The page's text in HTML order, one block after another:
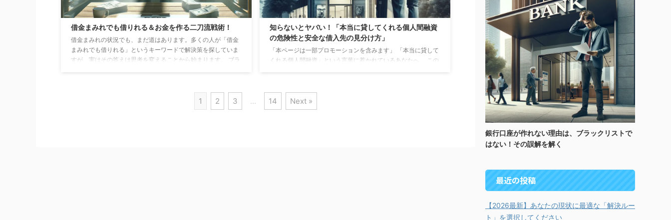
借金まみれでも借りれる＆お金を作る二刀流戦術！
借金まみれの状況でも、まだ道はあります。多くの人が「借金
まみれでも借りれる」というキーワードで解決策を探していま
すが、実はその答えは思考を変えることから始まります。 ブラ
経済的に苦しい状況からやり直せる具体的な方法を紹介しま
す。 あなたの金銭状況を改善するための一歩を、今こそ踏み出
知らないとヤバい！「本当に貸してくれる個人間融資
の危険性と安全な借入先の見分け方」
「本ページは一部プロモーションを含みます」 「本当に貸して
くれる個人間融資」という言葉に惹かれているあなたへ。 この
前に、一息ついてください。 実は、正規の金融機関でもまだ借
り入れることができる場所は存在します。 この記事では、個人
1 2 3 … 14 Next »
銀行口座が作れない理由は、ブラックリストで
はない！その誤解を解く
最近の投稿
【2026最新】あなたの現状に最適な「解決ルー
ト」を選択してください